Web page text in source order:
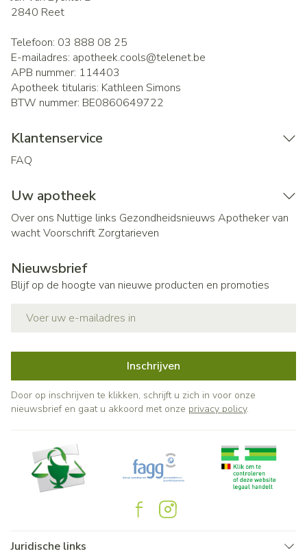
2840 Reet
Telefoon: 03 888 08 25
E-mailadres: apotheek.cools@telenet.be
APB nummer: 114403
Apotheek titularis: Kathleen Simons
BTW nummer: BE0860649722
Klantenservice
FAQ
Uw apotheek
Over ons Nuttige links Gezondheidsnieuws Apotheker van
wachtVoorschrift Zorgtarieven
Nieuwsbrief
Blijf op de hoogte van nieuwe producten en promoties
Inschrijven
Door op inschrijven te klikken, schrijft u zich in voor onze
nieuwsbrief en gaat u akkoord met onze privacy policy.
Juridische links